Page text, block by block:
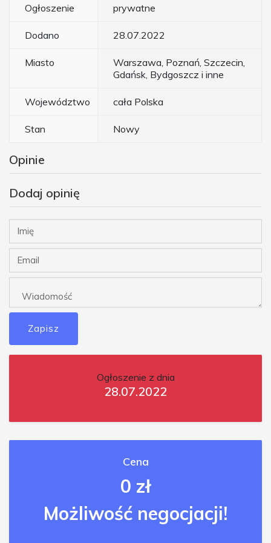
Ogłoszenie prywatne
Dodano 28.07.2022
Miasto
Warszawa, Poznań, Szczecin,
Gdańsk, Bydgoszcz i inne
Województwo cała Polska
Stan Nowy
Opinie
Dodaj opinię
Zapisz
Ogłoszenie z dnia
28.07.2022
Cena
0 zł
Możliwość negocjacji!